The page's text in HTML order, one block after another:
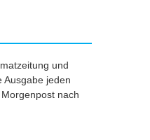
und
Ausgabe jeden
nach